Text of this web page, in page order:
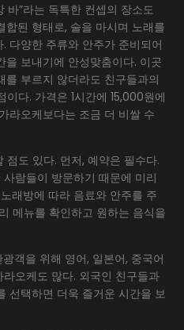
바”라는 독특한 컨셉의 장소도
합된 형태로, 술을 마시며 노래를
다양한 주류와 안주가 준비되어
을 보내기에 안성맞춤이다. 이곳
를 부르지 않더라도 친구들과의
다. 가격은 1시간에 15,000원에
라오케보다는 조금 더 비쌀 수
도 있다. 먼저, 예약은 필수다.
람들이 방문하기 때문에 미리
래방에 따라 음료와 안주를 주
메뉴를 확인하고 원하는 음식을
객을 위해 영어, 일본어, 중국어
오케도 많다. 외국인 친구들과
선택하면 더욱 즐거운 시간을 보